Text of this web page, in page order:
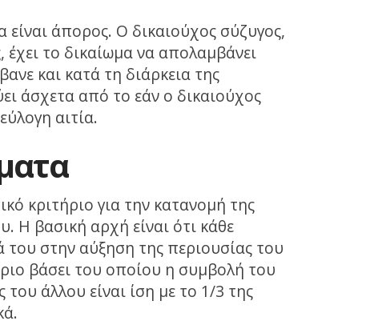
είναι άπορος. Ο δικαιούχος σύζυγος,
το δικαίωμα να απολαμβάνει
και κατά τη διάρκεια της
άσχετα από το εάν ο δικαιούχος
αιτία.
κριτήριο για την κατανομή της
Η βασική αρχή είναι ότι κάθε
στην αύξηση της περιουσίας του
βάσει του οποίου η συμβολή του
άλλου είναι ίση με το 1/3 της